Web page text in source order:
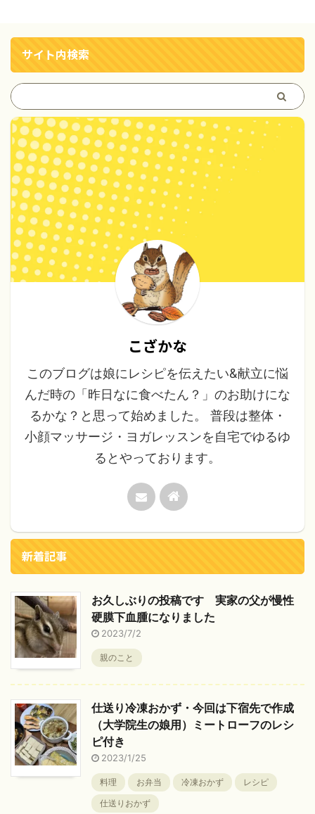
サイト内検索
こざかな
このブログは娘にレシピを伝えたい&献立に悩
んだ時の「昨日なに食べたん？」のお助けにな
るかな？と思って始めました。 普段は整体・
小顔マッサージ・ヨガレッスンを自宅でゆるゆ
るとやっております。
新着記事
お久しぶりの投稿です 実家の父が慢性
硬膜下血腫になりました
2023/7/2
親のこと
仕送り冷凍おかず・今回は下宿先で作成
（大学院生の娘用）ミートローフのレシ
ピ付き
2023/1/25
料理 お弁当 冷凍おかず
レシピ
仕送りおかず